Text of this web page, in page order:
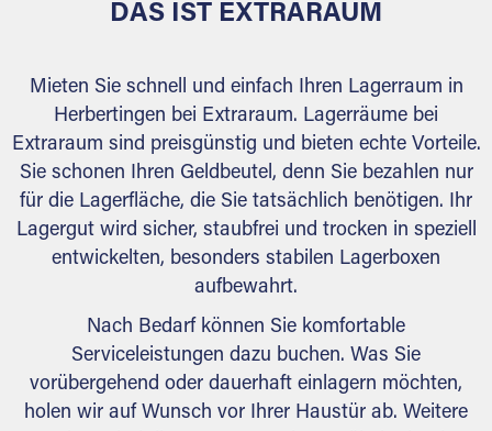
DAS IST EXTRARAUM
Mieten Sie schnell und einfach Ihren Lagerraum in
Herbertingen bei Extraraum. Lagerräume bei
Extraraum sind preisgünstig und bieten echte Vorteile.
Sie schonen Ihren Geldbeutel, denn Sie bezahlen nur
für die Lagerfläche, die Sie tatsächlich benötigen. Ihr
Lagergut wird sicher, staubfrei und trocken in speziell
entwickelten, besonders stabilen Lagerboxen
aufbewahrt.
Nach Bedarf können Sie komfortable
Serviceleistungen dazu buchen. Was Sie
vorübergehend oder dauerhaft einlagern möchten,
holen wir auf Wunsch vor Ihrer Haustür ab. Weitere